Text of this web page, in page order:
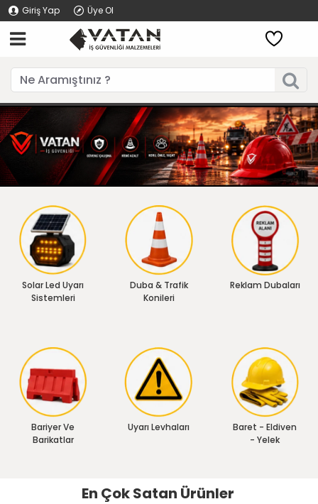
Giriş Yap Üye Ol
Solar Led Uyarı
Sistemleri
Duba & Trafik
Konileri
Reklam Dubaları
Bariyer Ve
Barikatlar
Uyarı Levhaları
Baret - Eldiven
- Yelek
En Çok Satan Ürünler